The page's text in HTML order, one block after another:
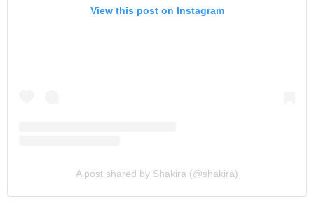
View this post on Instagram
A post shared by Shakira (@shakira)